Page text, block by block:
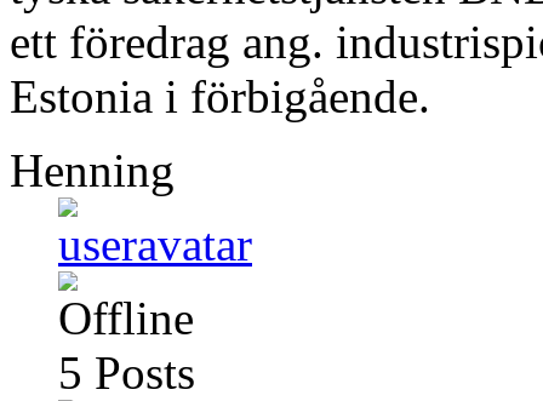
ett föredrag ang.
Estonia i förbigående.
Henning
5 Posts